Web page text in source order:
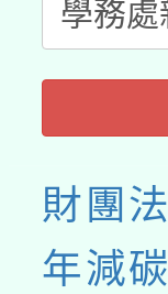
財團
年減